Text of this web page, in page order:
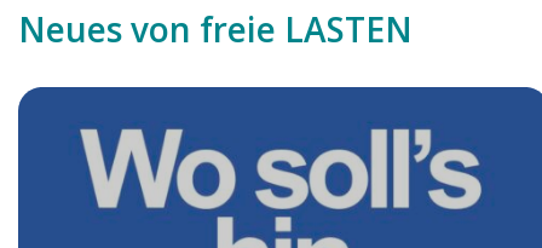
Neues von freie LASTEN